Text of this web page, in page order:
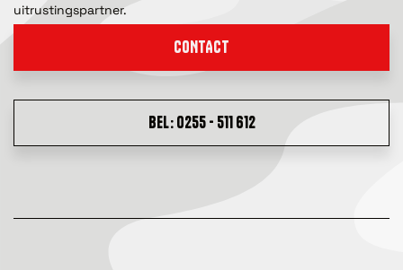
uitrustingspartner.
CONTACT
BEL: 0255 - 511 612